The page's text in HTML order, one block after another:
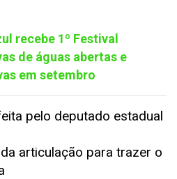
recebe 1º Festival
de águas abertas e
em setembro
pelo deputado estadual
articulação para trazer o